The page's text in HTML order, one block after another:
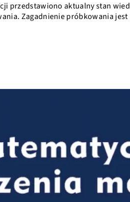
przedstawiono aktualny stan
Zagadnienie próbkowania